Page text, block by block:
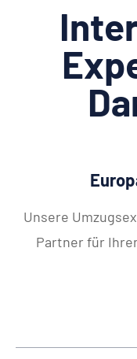
Unsere
Partner für